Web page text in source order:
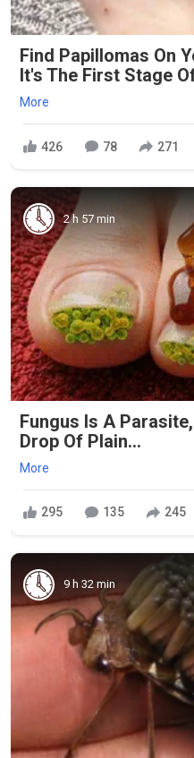
Find Papillomas On
It's The First Stage
More
426 78 271
2 h 57 min
Fungus Is A
Drop Of Plain...
More
295 135 245
9 h 32 min